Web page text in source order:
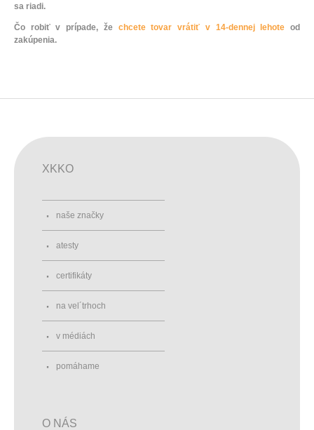
sa riadi.
Čo robiť v prípade, že chcete tovar vrátiť v 14-dennej lehote od
zakúpenia.
XKKO
naše značky
atesty
certifikáty
na vel´trhoch
v médiách
pomáhame
O NÁS